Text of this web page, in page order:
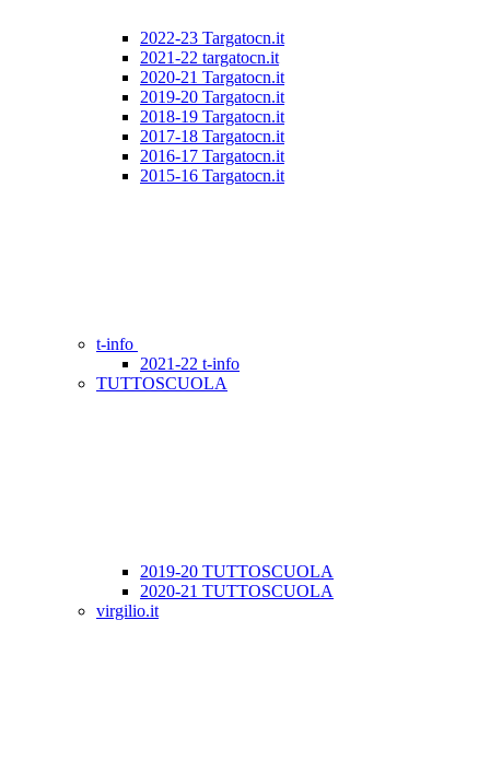
2022-23 Targatocn.it
2021-22 targatocn.it
2020-21 Targatocn.it
2019-20 Targatocn.it
2018-19 Targatocn.it
2017-18 Targatocn.it
2016-17 Targatocn.it
2015-16 Targatocn.it
t-info
2021-22 t-info
TUTTOSCUOLA
2019-20 TUTTOSCUOLA
2020-21 TUTTOSCUOLA
virgilio.it